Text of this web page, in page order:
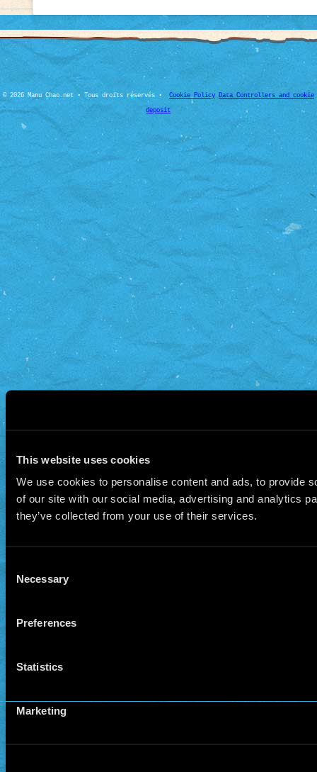
This website uses cookies
We use cookies to personalise content and ads, to provide
of our site with our social media, advertising and analytics
they’ve collected from your use of their services.
Consent
Selection
Necessary
Preferences
Statistics
Marketing
© 2026 Manu Chao.net • Tous droits réservés • Cookie Policy Data Controllers and cookie
deposit